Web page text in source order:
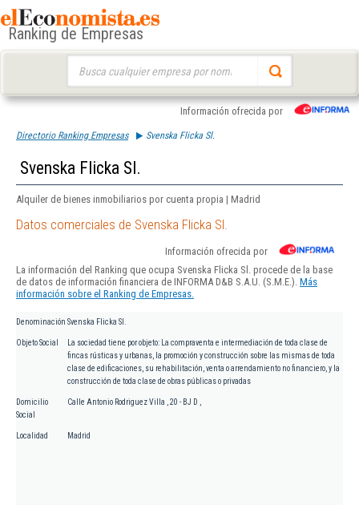
Ranking de Empresas
Información ofrecida por
Directorio Ranking Empresas Svenska Flicka Sl.
Svenska Flicka Sl.
Alquiler de bienes inmobiliarios por cuenta propia | Madrid
Datos comerciales de Svenska Flicka Sl.
Información ofrecida por
La información del Ranking que ocupa Svenska Flicka Sl. procede de la base
de datos de información financiera de INFORMA D&B S.A.U. (S.M.E.). Más
información sobre el Ranking de Empresas.
Denominación Svenska Flicka Sl.
Objeto Social
La sociedad tiene por objeto: La compraventa e intermediación de toda clase de
fincas rústicas y urbanas, la promoción y construcción sobre las mismas de toda
clase de edificaciones, su rehabilitación, venta o arrendamiento no financiero, y la
construcción de toda clase de obras públicas o privadas
Domicilio
Social
Calle Antonio Rodriguez Villa , 20 - BJ D ,
Localidad Madrid